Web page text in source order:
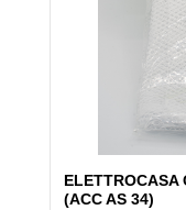
ELETTROCASA
(ACC AS 34)